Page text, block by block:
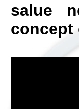
salue
concept